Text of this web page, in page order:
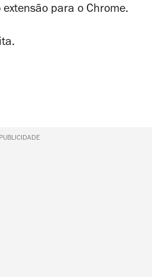
extensão para o Chrome.
PUBLICIDADE